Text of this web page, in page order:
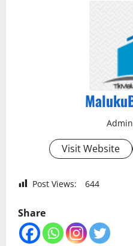
Visit Website
Post Views: 644
Share